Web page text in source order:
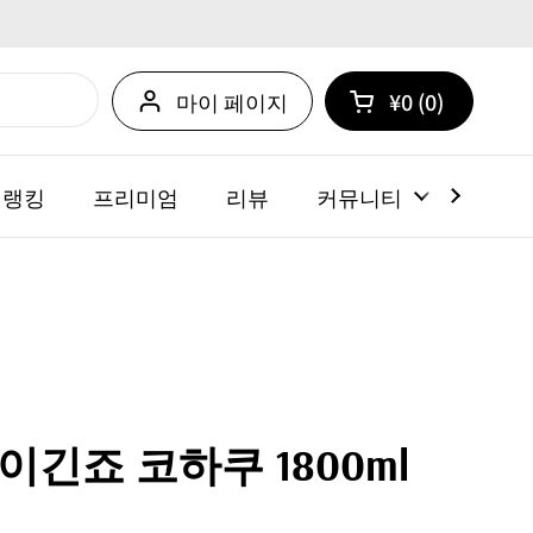
마이 페이지 카트 열기
쇼핑 카트 총계:
¥0 0
카트 내에 제품
킹 프리미엄 리뷰 커뮤니티
긴죠 코하쿠 1800ml